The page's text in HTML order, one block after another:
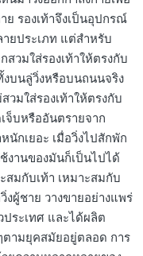
ย รองเท้าจึงเป็นอุปกรณ์
ยประเภท แต่สำหรับ
วมใส่รองเท้าให้ตรงกับ
งบนลู่วิ่งหรือบนถนนจริง
วมใส่รองเท้าให้ตรงกับ
จ็บหรืออันตรายจาก
นักเยอะ เมื่อวิ่งไปสักพัก
งานของมันก็เป็นไปได้
สมกับเท้า เหมาะสมกับ
ผู้ชาย วางขายอย่างแพร่
ระเทศ และได้ผลิต
ามยุคสมัยอยู่ตลอด การ